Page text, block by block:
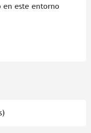
en este entorno